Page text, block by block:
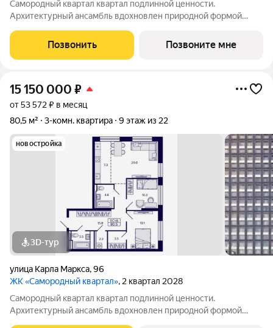
Самородный квартал квартал подлинной ценности.
Архитектурный ансамбль вдохновлен природной формой
геометрией фасадов. Внутренний двор и места общего
пользования также содержат стилистические
Позвонить Позвоните мне
15 150 000 ₽
от 53 572 ₽ в месяц
80,5 м²
3-комн. квартира 9 этаж из 22
новостройка
3D-тур
улица Карла Маркса,96
ЖК «Самородный квартал», 2 квартал 2028
Самородный квартал квартал подлинной ценности.
Архитектурный ансамбль вдохновлен природной формой